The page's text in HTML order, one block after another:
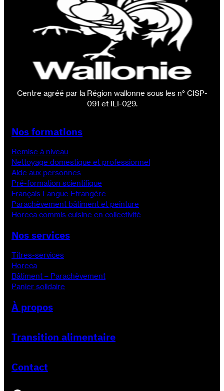
Centre agréé par la Région wallonne sous les n° CISP-
091 et ILI-029.
Nos formations
Remise à niveau
Nettoyage domestique et professionnel
Aide aux personnes
Pré-formation scientifique
Français Langue Etrangère
Parachèvement bâtiment et peinture
Horeca commis cuisine en collectivité
Nos services
Titres-services
Horeca
Bâtiment – Parachèvement
Panier solidaire
À propos
Transition alimentaire
Contact